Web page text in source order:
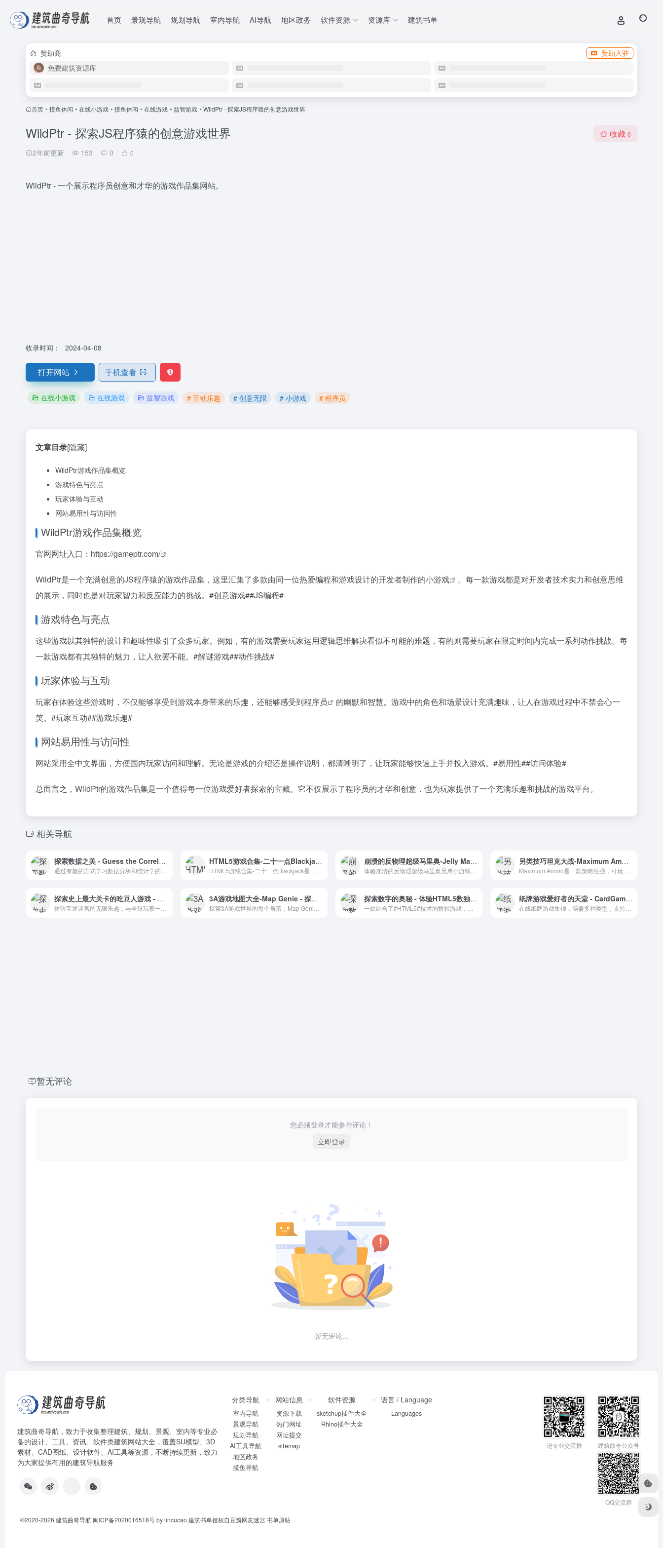
首页 景观导航 规划导航 室内导航 AI导航 地区政务 软件资源 资源库 建筑书单
赞助商
赞助入驻
免费建筑资源库
首页 • 摸鱼休闲 • 在线小游戏 • 摸鱼休闲 • 在线游戏 • 益智游戏 • WildPtr - 探索JS程序猿的创意游戏世界
WildPtr - 探索JS程序猿的创意游戏世界
2年前更新 153 0 0
收藏 0
WildPtr - 一个展示程序员创意和才华的游戏作品集网站。
收录时间： 2024-04-08
打开网站 手机查看
在线小游戏 在线游戏 益智游戏 # 互动乐趣 # 创意无限 # 小游戏 # 程序员
文章目录[隐藏]
WildPtr游戏作品集概览
游戏特色与亮点
玩家体验与互动
网站易用性与访问性
WildPtr游戏作品集概览
官网网址入口： https://gameptr.com/
WildPtr是一个充满创意的JS程序猿的游戏作品集，这里汇集了多款由同一位热爱编程和游戏设计的开发者制作的小游戏
。每一款游戏都是对开发者技术实力和创意思维
的展示，同时也是对玩家智力和反应能力的挑战。 #创意游戏##JS编程#
游戏特色与亮点
这些游戏以其独特的设计和趣味性吸引了众多玩家。例如，有的游戏需要玩家运用逻辑思维解决看似不可能的难题，有的则需要玩家在限定时间内完成一系列动作挑战。每
一款游戏都有其独特的魅力，让人欲罢不能。 #解谜游戏##动作挑战#
玩家体验与互动
玩家在体验这些游戏时，不仅能够享受到游戏本身带来的乐趣，还能够感受到程序员
的幽默和智慧。游戏中的角色和场景设计充满趣味，让人在游戏过程中不禁会心一
笑。 #玩家互动##游戏乐趣#
网站易用性与访问性
网站采用全中文界面，方便国内玩家访问和理解。无论是游戏的介绍还是操作说明，都清晰明了，让玩家能够快速上手并投入游戏。 #易用性##访问体验#
总而言之，WildPtr的游戏作品集是一个值得每一位游戏爱好者探索的宝藏。它不仅展示了程序员的才华和创意，也为玩家提供了一个充满乐趣和挑战的游戏平台。
相关导航
探索数据之美 - Guess the Correlation在线游戏 HTML5游戏合集-二十一点Blackjack - 经典趣味在线游戏 崩溃的反物理超级马里奥-Jelly Mario在线游戏 另类技巧坦克大战-Maximum Ammo在线游戏
探索史上最大关卡的吃豆人游戏 - 创新与乐趣的结合 3A游戏地图大全-Map Genie - 探索虚拟世界的每个角落 探索数字的奥秘 - 体验HTML5数独游戏的魅力 纸牌游戏爱好者的天堂 - CardGames.io在线游戏集锦
暂无评论
您必须登录才能参与评论！
立即登录
暂无评论...
建筑曲奇导航 ，致力于收集整理建筑、规划、景观、室内等专业必
备的设计、工具、资讯、软件类建筑网站大全，覆盖SU模型、3D
素材、CAD图纸、设计软件、AI工具等资源，不断持续更新，致力
为大家提供有用的建筑导航服务
分类导航
室内导航
景观导航
规划导航
AI工具导航
地区政务
摸鱼导航
网站信息
资源下载
热门网址
网址提交
sitemap
软件资源
sketchup插件大全
Rhino插件大全
语言 / Language
Languages
进专业交流群 建筑曲奇公众号
QQ交流群
©2020-2026 建筑曲奇导航 闽ICP备2020016518号by lincucao 建筑书单授权自豆瓣网友迷宫书单原帖